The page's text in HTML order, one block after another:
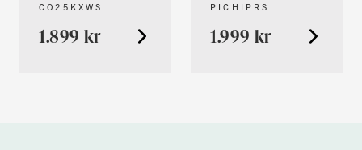
CO25KXWS
1.899 kr
PICHIPRS
1.999 kr